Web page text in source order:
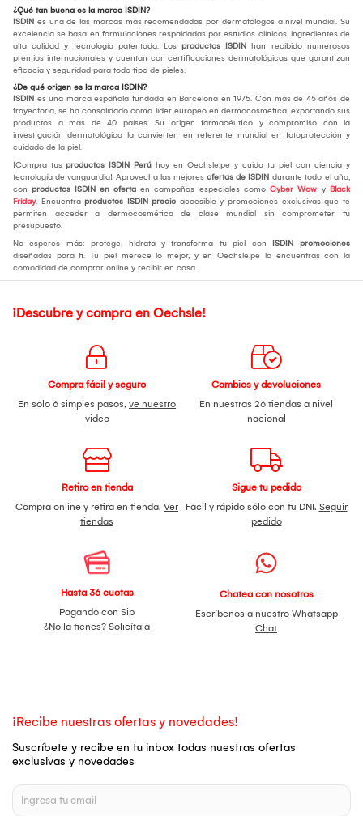
¿Qué tan buena es la marca ISDIN?
ISDIN es una de las marcas más recomendadas por dermatólogos a nivel mundial. Su
excelencia se basa en formulaciones respaldadas por estudios clínicos, ingredientes de
alta calidad y tecnología patentada. Los productos ISDIN han recibido numerosos
premios internacionales y cuentan con certificaciones dermatológicas que garantizan
eficacia y seguridad para todo tipo de pieles.
¿De qué origen es la marca ISDIN?
ISDIN es una marca española fundada en Barcelona en 1975. Con más de 45 años de
trayectoria, se ha consolidado como líder europeo en dermocosmética, exportando sus
productos a más de 40 países. Su origen farmacéutico y compromiso con la
investigación dermatológica la convierten en referente mundial en fotoprotección y
cuidado de la piel.
¡Compra tus productos ISDIN Perú hoy en Oechsle.pe y cuida tu piel con ciencia y
tecnología de vanguardia! Aprovecha las mejores ofertas de ISDIN durante todo el año,
con productos ISDIN en oferta en campañas especiales como Cyber Wow y Black
Friday. Encuentra productos ISDIN precio accesible y promociones exclusivas que te
permiten acceder a dermocosmética de clase mundial sin comprometer tu
presupuesto.
No esperes más: protege, hidrata y transforma tu piel con ISDIN promociones
diseñadas para ti. Tu piel merece lo mejor, y en Oechsle.pe lo encuentras con la
comodidad de comprar online y recibir en casa.
¡Descubre y compra en Oechsle!
Compra fácil y seguro
En solo 6 simples pasos, ve nuestro
video
Cambios y devoluciones
En nuestras 26 tiendas a nivel
nacional
Retiro en tienda
Compra online y retira en tienda. Ver
tiendas
Sigue tu pedido
Fácil y rápido sólo con tu DNI. Seguir
pedido
Hasta 36 cuotas
Pagando con Sip
¿No la tienes? Solicítala
Chatea con nosotros
Escríbenos a nuestro Whatsapp
Chat
¡Recibe nuestras ofertas y novedades!
Suscríbete y recibe en tu inbox todas nuestras ofertas
exclusivas y novedades